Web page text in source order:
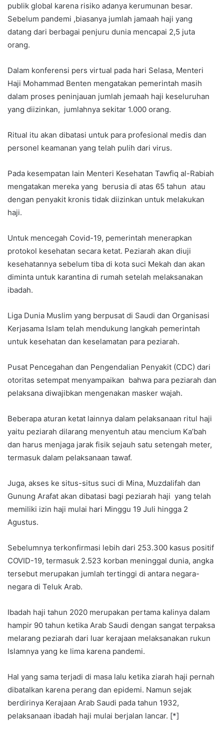
publik global karena risiko adanya kerumunan besar.
Sebelum pandemi ,biasanya jumlah jamaah haji yang
datang dari berbagai penjuru dunia mencapai 2,5 juta
orang.
Dalam konferensi pers virtual pada hari Selasa, Menteri
Haji Mohammad Benten mengatakan pemerintah masih
dalam proses peninjauan jumlah jemaah haji keseluruhan
yang diizinkan, jumlahnya sekitar 1.000 orang.
Ritual itu akan dibatasi untuk para profesional medis dan
personel keamanan yang telah pulih dari virus.
Pada kesempatan lain Menteri Kesehatan Tawfiq al-Rabiah
mengatakan mereka yang berusia di atas 65 tahun atau
dengan penyakit kronis tidak diizinkan untuk melakukan
haji.
Untuk mencegah Covid-19, pemerintah menerapkan
protokol kesehatan secara ketat. Peziarah akan diuji
kesehatannya sebelum tiba di kota suci Mekah dan akan
diminta untuk karantina di rumah setelah melaksanakan
ibadah.
Liga Dunia Muslim yang berpusat di Saudi dan Organisasi
Kerjasama Islam telah mendukung langkah pemerintah
untuk kesehatan dan keselamatan para peziarah.
Pusat Pencegahan dan Pengendalian Penyakit (CDC) dari
otoritas setempat menyampaikan bahwa para peziarah dan
pelaksana diwajibkan mengenakan masker wajah.
Beberapa aturan ketat lainnya dalam pelaksanaan ritul haji
yaitu peziarah dilarang menyentuh atau mencium Ka’bah
dan harus menjaga jarak fisik sejauh satu setengah meter,
termasuk dalam pelaksanaan tawaf.
Juga, akses ke situs-situs suci di Mina, Muzdalifah dan
Gunung Arafat akan dibatasi bagi peziarah haji yang telah
memiliki izin haji mulai hari Minggu 19 Juli hingga 2
Agustus.
Sebelumnya terkonfirmasi lebih dari 253.300 kasus positif
COVID-19, termasuk 2.523 korban meninggal dunia, angka
tersebut merupakan jumlah tertinggi di antara negara-
negara di Teluk Arab.
Ibadah haji tahun 2020 merupakan pertama kalinya dalam
hampir 90 tahun ketika Arab Saudi dengan sangat terpaksa
melarang peziarah dari luar kerajaan melaksanakan rukun
Islamnya yang ke lima karena pandemi.
Hal yang sama terjadi di masa lalu ketika ziarah haji pernah
dibatalkan karena perang dan epidemi. Namun sejak
berdirinya Kerajaan Arab Saudi pada tahun 1932,
pelaksanaan ibadah haji mulai berjalan lancar. [*]